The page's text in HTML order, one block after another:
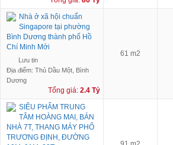
Nhà ở xã hội chuẩn
Singapore tại phường
Bình Dương thành phố Hồ
Chí Minh Mới
Lưu tin
Địa điểm: Thủ Dầu Một, Bình
Dương
Tổng giá: 2.4 Tỷ
61 m2
SIÊU PHẨM TRUNG
TÂM HOÀNG MAI, BÁN
NHÀ 7T, THANG MÁY PHỐ
TRƯƠNG ĐỊNH, ĐƯỜNG